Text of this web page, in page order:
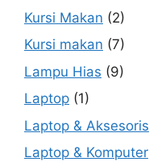
Kursi Makan (2)
Kursi makan (7)
Lampu Hias (9)
Laptop (1)
Laptop & Aksesoris
Laptop & Komputer